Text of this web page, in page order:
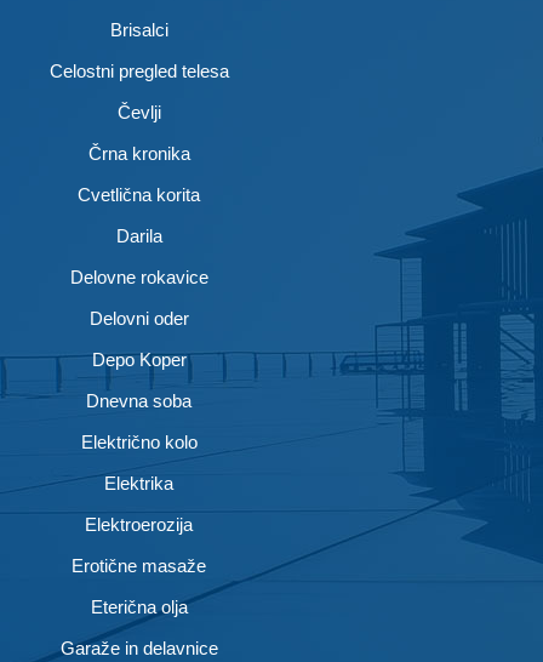
Brisalci
Celostni pregled telesa
Čevlji
Črna kronika
Cvetlična korita
Darila
Delovne rokavice
Delovni oder
Depo Koper
Dnevna soba
Električno kolo
Elektrika
Elektroerozija
Erotične masaže
Eterična olja
Garaže in delavnice